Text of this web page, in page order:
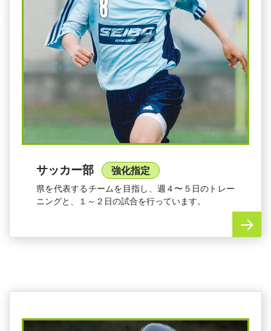
サッカー部 強化指定
県を代表するチームを目指し、週４〜５日のトレー
ニングと、１～２日の試合を行っています。